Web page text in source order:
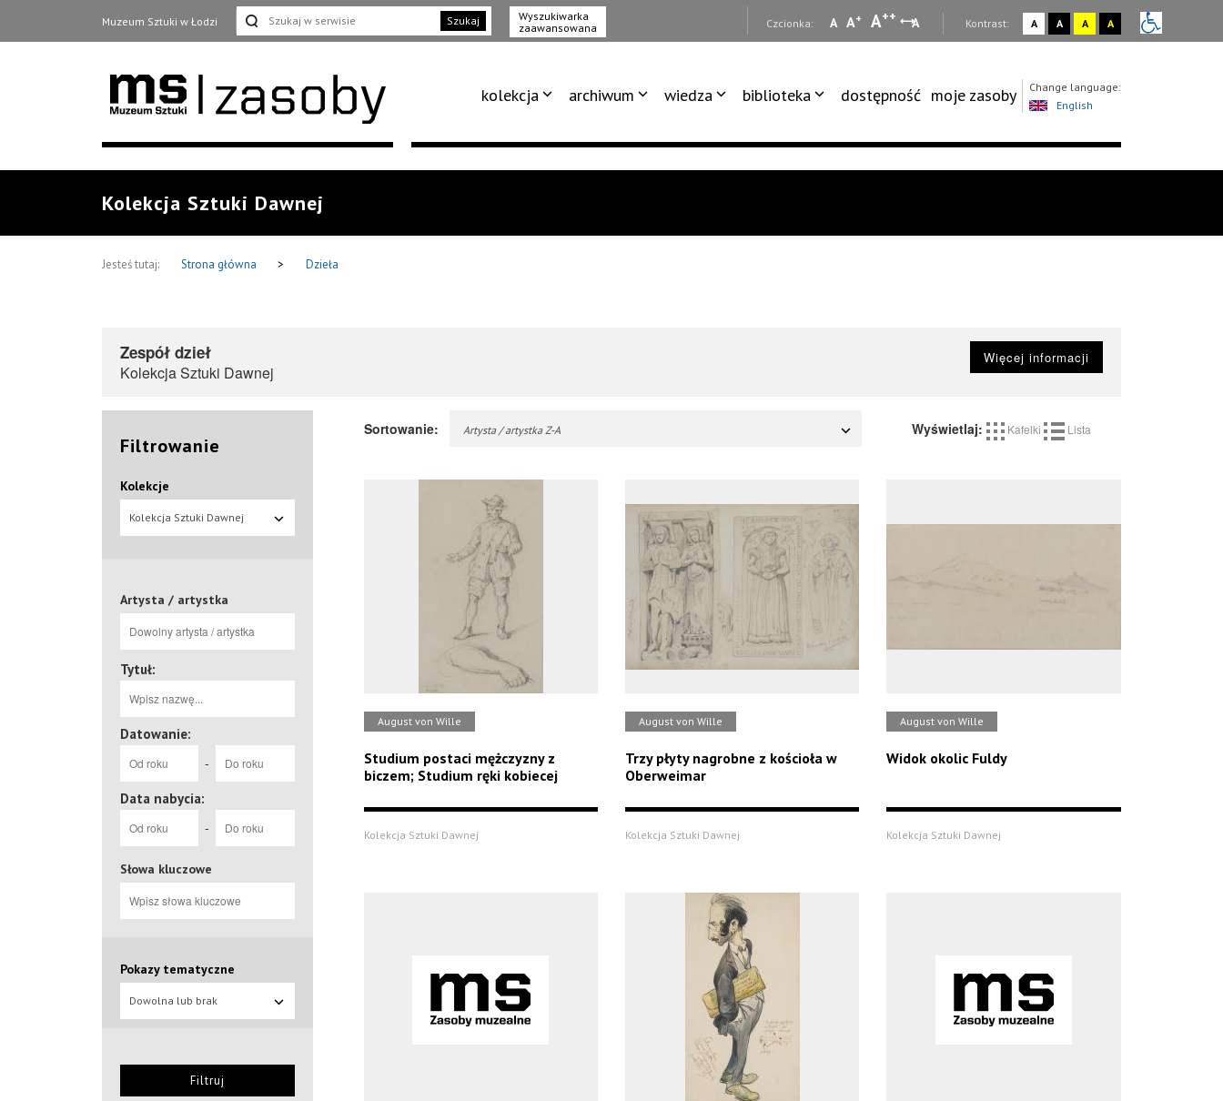
Muzeum Sztuki w Łodzi Szukaj
Wyszukiwarka
zaawansowana
Czcionka: A A+ A++ A Kontrast: A A A A
kolekcja archiwum wiedza biblioteka dostępność moje zasoby
Change language:
English
Kolekcja Sztuki Dawnej
Jesteś tutaj: Strona główna > Dzieła
Zespół dzieł
Kolekcja Sztuki Dawnej
Więcej informacji
Filtrowanie
Kolekcje
Kolekcja Sztuki Dawnej
Artysta / artystka
Tytuł:
Datowanie:
-
Data nabycia:
-
Słowa kluczowe
Pokazy tematyczne
Dowolna lub brak
Filtruj
Sortowanie: Artysta / artystka Z-A Wyświetlaj: Kafelki Lista
August von Wille
Studium postaci mężczyzny z
biczem; Studium ręki kobiecej
Kolekcja Sztuki Dawnej
August von Wille
Trzy płyty nagrobne z kościoła w
Oberweimar
Kolekcja Sztuki Dawnej
August von Wille
Widok okolic Fuldy
Kolekcja Sztuki Dawnej